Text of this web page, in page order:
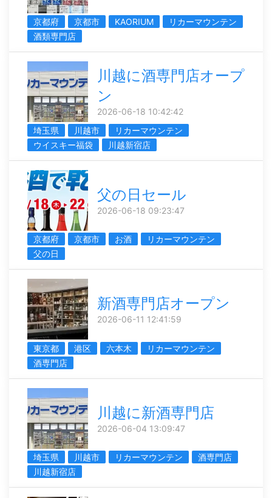
京都府 京都市 KAORIUM
リカーマウンテン
酒類専門店
川越に酒専門店オープ
ン
2026-06-18 10:42:42
埼玉県
川越市
リカーマウンテン
ウイスキー福袋
川越新宿店
父の日セール
2026-06-18 09:23:47
京都府 京都市 お酒
リカーマウンテン
父の日
新酒専門店オープン
2026-06-11 12:41:59
東京都 港区 六本木
リカーマウンテン
酒専門店
川越に新酒専門店
2026-06-04 13:09:47
埼玉県 川越市 リカーマウンテン
酒専門店
川越新宿店